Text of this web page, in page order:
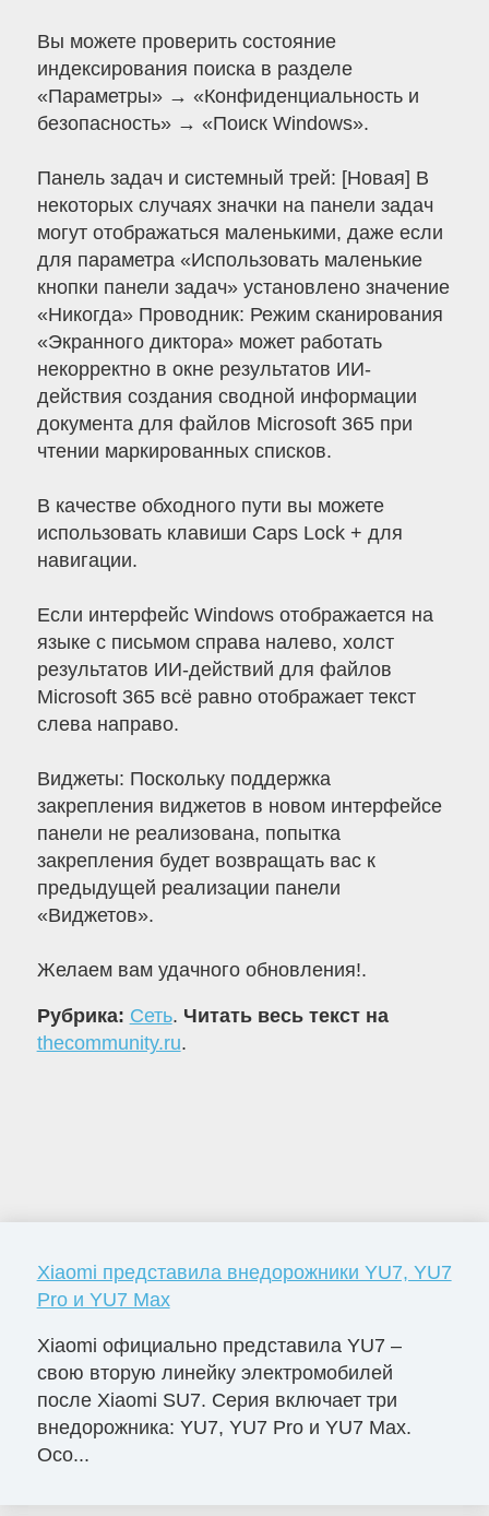
Вы можете проверить состояние
индексирования поиска в разделе
«Параметры» → «Конфиденциальность и
безопасность» → «Поиск Windows».
Панель задач и системный трей: [Новая] В
некоторых случаях значки на панели задач
могут отображаться маленькими, даже если
для параметра «Использовать маленькие
кнопки панели задач» установлено значение
«Никогда» Проводник: Режим сканирования
«Экранного диктора» может работать
некорректно в окне результатов ИИ-
действия создания сводной информации
документа для файлов Microsoft 365 при
чтении маркированных списков.
В качестве обходного пути вы можете
использовать клавиши Caps Lock + для
навигации.
Если интерфейс Windows отображается на
языке с письмом справа налево, холст
результатов ИИ-действий для файлов
Microsoft 365 всё равно отображает текст
слева направо.
Виджеты: Поскольку поддержка
закрепления виджетов в новом интерфейсе
панели не реализована, попытка
закрепления будет возвращать вас к
предыдущей реализации панели
«Виджетов».
Желаем вам удачного обновления!.
Рубрика: Сеть. Читать весь текст на
thecommunity.ru.
Xiaomi представила внедорожники YU7, YU7
Pro и YU7 Max
Xiaomi официально представила YU7 –
свою вторую линейку электромобилей
после Xiaomi SU7. Серия включает три
внедорожника: YU7, YU7 Pro и YU7 Max.
Осо...